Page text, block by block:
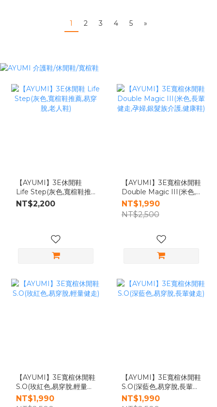
1 2 3 4 5 »
【AYUMI】3E休閒鞋
Life Step(灰色,寬楦鞋推
薦,易穿脫,老人鞋)
NT$2,200
【AYUMI】3E寬楦休閒鞋
Double Magic III(米色,
長輩健走,孕婦,銀髮族介護,
健康鞋)
NT$1,990
NT$2,500
【AYUMI】3E寬楦休閒鞋
S.O(玫紅色,易穿脫,輕量健
走)
NT$1,990
【AYUMI】3E寬楦休閒鞋
S.O(深藍色,易穿脫,長輩健
走)
NT$1,990